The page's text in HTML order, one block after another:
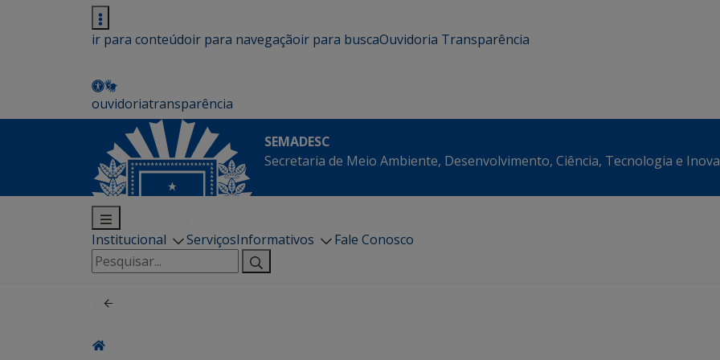
ir para conteúdoir para navegaçãoir para buscaOuvidoria Transparência
ouvidoriatransparência
SEMADESC
Secretaria de Meio Ambiente, Desenvolvimento, Ciência, Tecnologia e
Institucional ServiçosInformativos
Fale Conosco
Pesquisar
por: